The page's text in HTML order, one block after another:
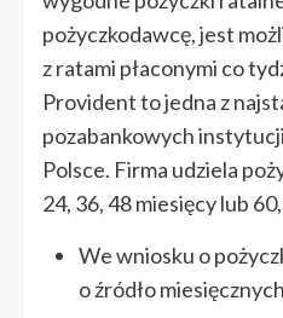
pożyczkodawcę, jest
z ratami płaconymi co
Provident to jedna z
pozabankowych
Polsce. Firma udziela
24, 36, 48 miesięcy lub
We wniosku o
o źródło